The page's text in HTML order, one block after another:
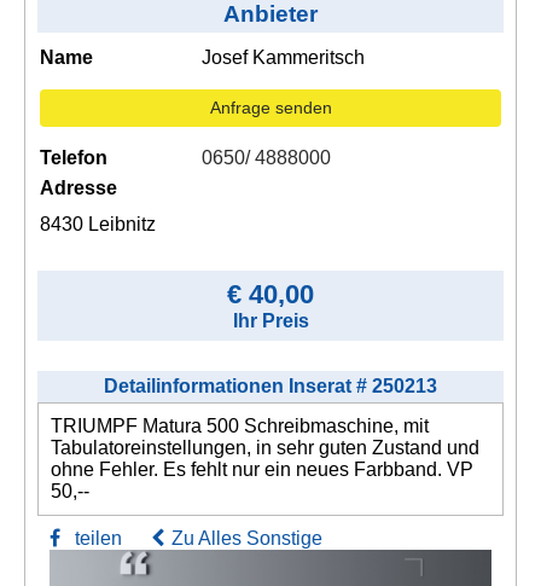
Anbieter
Name Josef Kammeritsch
Anfrage senden
Telefon
0650/ 4888000
Adresse
8430 Leibnitz
€ 40,00
Ihr Preis
Detailinformationen Inserat # 250213
TRIUMPF Matura 500 Schreibmaschine, mit
Tabulatoreinstellungen, in sehr guten Zustand und
ohne Fehler. Es fehlt nur ein neues Farbband. VP
50,--
teilen Zu Alles Sonstige